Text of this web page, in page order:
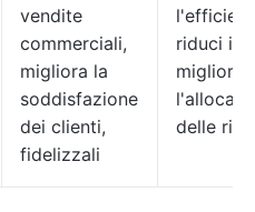
vendite
commerciali,
migliora la
soddisfazione
dei clienti,
fidelizzali
riduci i
migliora
delle